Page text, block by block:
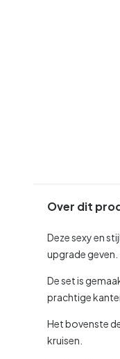
Over dit
Deze sexy en
upgrade geven.
De set is
prachtige
Het bovenste
kruisen.